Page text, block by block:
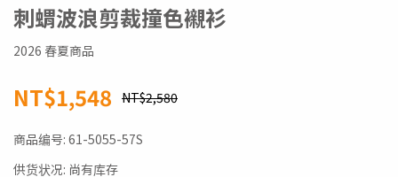
刺蝟波浪剪裁撞色襯衫
2026 春夏商品
NT$1,548 NT$2,580
商品编号: 61-5055-57S
供货状况: 尚有库存